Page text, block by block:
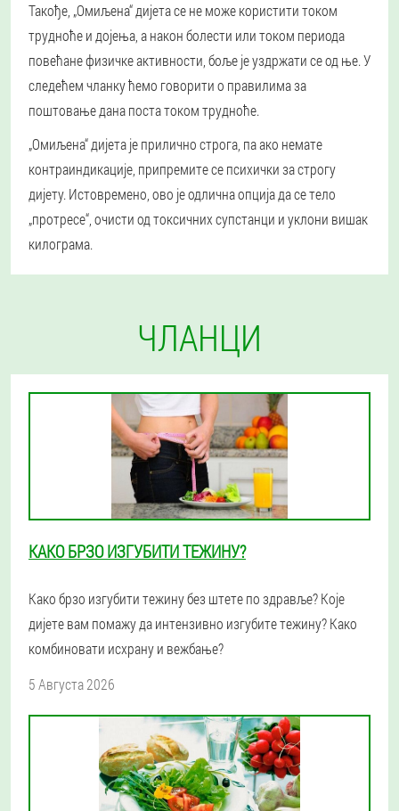
Такође, „Омиљена“ дијета се не може користити током
трудноће и дојења, а након болести или током периода
повећане физичке активности, боље је уздржати се од ње. У
следећем чланку ћемо говорити о правилима за
поштовање дана поста током трудноће.
„Омиљена“ дијета је прилично строга, па ако немате
контраиндикације, припремите се психички за строгу
дијету. Истовремено, ово је одлична опција да се тело
„протресе“, очисти од токсичних супстанци и уклони вишак
килограма.
ЧЛАНЦИ
КАКО БРЗО ИЗГУБИТИ ТЕЖИНУ?
Како брзо изгубити тежину без штете по здравље? Које
дијете вам помажу да интензивно изгубите тежину? Како
комбиновати исхрану и вежбање?
5 Августа 2026